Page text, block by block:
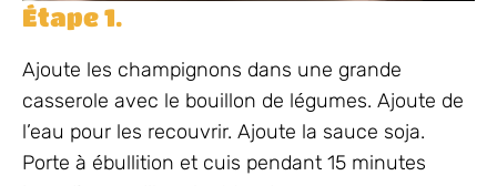
Étape 1.
Ajoute les champignons dans une grande
casserole avec le bouillon de légumes. Ajoute de
l’eau pour les recouvrir. Ajoute la sauce soja.
Porte à ébullition et cuis pendant 15 minutes